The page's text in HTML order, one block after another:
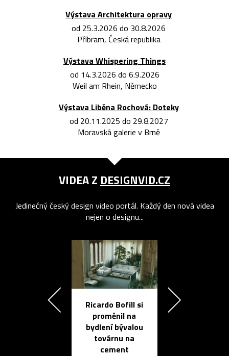
Výstava Architektura opravy
od 25.3.2026 do 30.8.2026
Příbram, Česká republika
Výstava Whispering Things
od 14.3.2026 do 6.9.2026
Weil am Rhein, Německo
Výstava Liběna Rochová: Doteky
od 20.11.2025 do 29.8.2027
Moravská galerie v Brně
VIDEA Z DESIGNVID.CZ
Jedinečný český design video portál. Každý den nová videa
nejen o designu...
Ricardo Bofill si
proměnil na
bydlení bývalou
továrnu na
cement